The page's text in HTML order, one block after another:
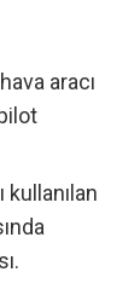
aracı
kullanılan